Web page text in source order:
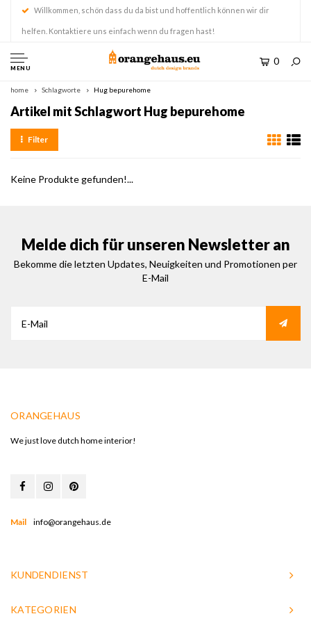
Willkommen, schön dass du da bist und hoffentlich können wir dir
helfen. Kontaktiere uns einfach wenn du fragen hast!
MENU
0
home Schlagworte Hug bepurehome
Artikel mit Schlagwort Hug bepurehome
Filter
Keine Produkte gefunden!...
Melde dich für unseren Newsletter an
Bekomme die letzten Updates, Neuigkeiten und Promotionen per
E-Mail
ORANGEHAUS
We just love dutch home interior!
Mail info@orangehaus.de
KUNDENDIENST
KATEGORIEN